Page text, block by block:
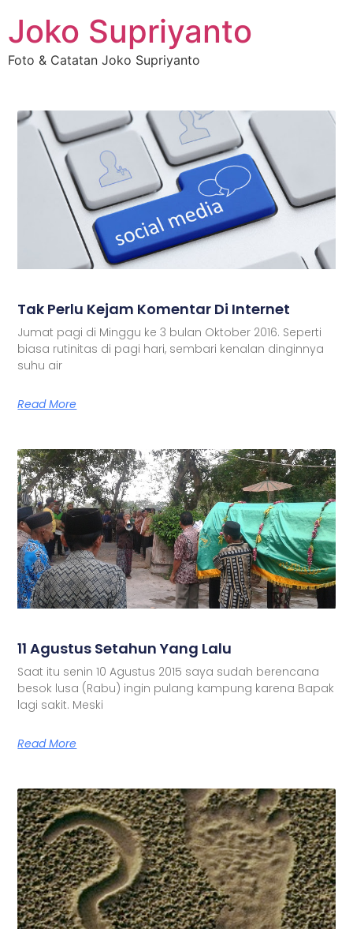
Joko Supriyanto
Foto & Catatan Joko Supriyanto
Tak Perlu Kejam Komentar Di Internet
Jumat pagi di Minggu ke 3 bulan Oktober 2016. Seperti
biasa rutinitas di pagi hari, sembari kenalan dinginnya
suhu air
Read More
11 Agustus Setahun Yang Lalu
Saat itu senin 10 Agustus 2015 saya sudah berencana
besok lusa (Rabu) ingin pulang kampung karena Bapak
lagi sakit. Meski
Read More